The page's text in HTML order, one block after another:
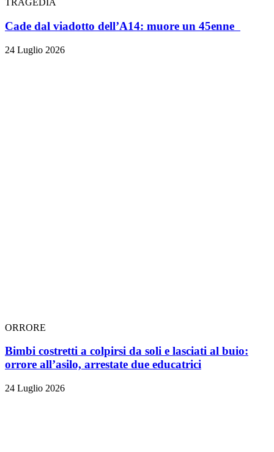
TRAGEDIA
Cade dal viadotto dell’A14: muore un 45enne
24 Luglio 2026
ORRORE
Bimbi costretti a colpirsi da soli e lasciati al buio:
orrore all’asilo, arrestate due educatrici
24 Luglio 2026